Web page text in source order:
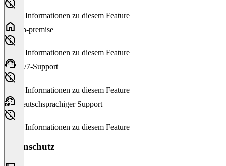
Keine Informationen zu diesem Feature
On-premise
Keine Informationen zu diesem Feature
24/7-Support
Keine Informationen zu diesem Feature
Deutschsprachiger Support
Keine Informationen zu diesem Feature
Datenschutz